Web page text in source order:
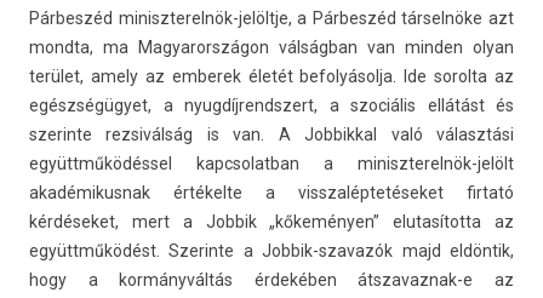
Párbeszéd miniszterelnök-jelöltje, a Párbeszéd társelnöke azt
mondta, ma Magyarországon válságban van mind­en olyan
terület, amely az em­berek életét be­folyásol­ja. Ide sorol­ta az
egészségügyet, a nyug­díjrendszert, a szociális ellátást és
szerin­te re­zsivál­ság is van. A Job­bikk­al való választási
együttműködéssel kapcsolat­ban a miniszterelnök-jelölt
akadémikus­nak értékelte a visszalép­tetéseket fir­tató
kérdéseket, mert a Job­bik „kőkeményen” elutasítot­ta az
együttműködést. Szerin­te a Jobbik-szavazók majd eldöntik,
hogy a kormányváltás érdekében átszavaznak-e az